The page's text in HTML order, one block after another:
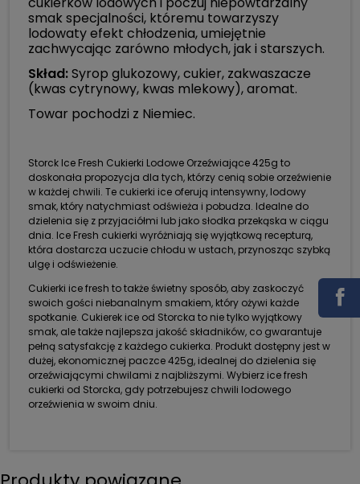
smak specjalności, któremu towarzyszy
lodowaty efekt chłodzenia, umiejętnie
zachwycając zarówno młodych, jak i starszych.
Skład:Syrop glukozowy, cukier, zakwaszacze
(kwas cytrynowy, kwas mlekowy), aromat.
Towar pochodzi z Niemiec.
Storck Ice Fresh Cukierki Lodowe Orzeźwiające 425g to
doskonała propozycja dla tych, którzy cenią sobie orzeźwienie
w każdej chwili. Te cukierki ice oferują intensywny, lodowy
smak, który natychmiast odświeża i pobudza. Idealne do
dzielenia się z przyjaciółmi lub jako słodka przekąska w ciągu
dnia. Ice Fresh cukierki wyróżniają się wyjątkową recepturą,
która dostarcza uczucie chłodu w ustach, przynosząc szybką
ulgę i odświeżenie.
Cukierki ice fresh to także świetny sposób, aby zaskoczyć
swoich gości niebanalnym smakiem, który ożywi każde
spotkanie. Cukierek ice od Storcka to nie tylko wyjątkowy
smak, ale także najlepsza jakość składników, co gwarantuje
pełną satysfakcję z każdego cukierka. Produkt dostępny jest w
dużej, ekonomicznej paczce 425g, idealnej do dzielenia się
orzeźwiającymi chwilami z najbliższymi. Wybierz ice fresh
cukierki od Storcka, gdy potrzebujesz chwili lodowego
orzeźwienia w swoim dniu.